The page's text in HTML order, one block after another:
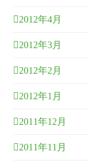
2012年4月
2012年3月
2012年2月
2012年1月
2011年12月
2011年11月